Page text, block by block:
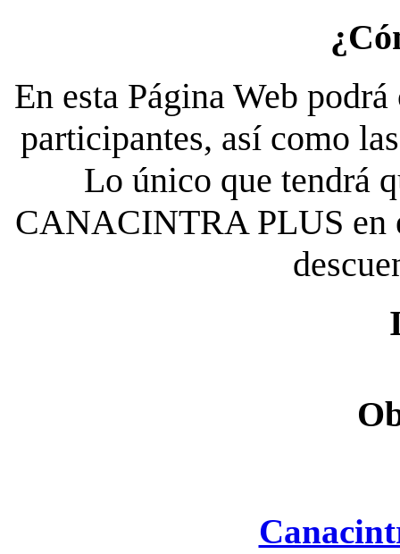
En esta Página Web
participantes, así como
Lo único que tendrá
CANACINTRA PLUS en